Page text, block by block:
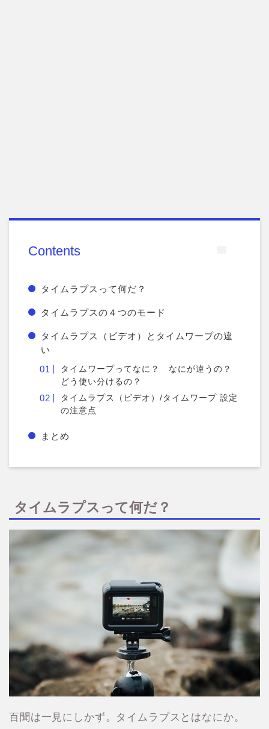
Contents
タイムラプスって何だ？
タイムラプスの４つのモード
タイムラプス（ビデオ）とタイムワープの違
い
タイムワープってなに？ なにが違うの？
どう使い分けるの？
タイムラプス（ビデオ）/タイムワープ 設定
の注意点
まとめ
タイムラプスって何だ？
百聞は一見にしかず。タイムラプスとはなにか。